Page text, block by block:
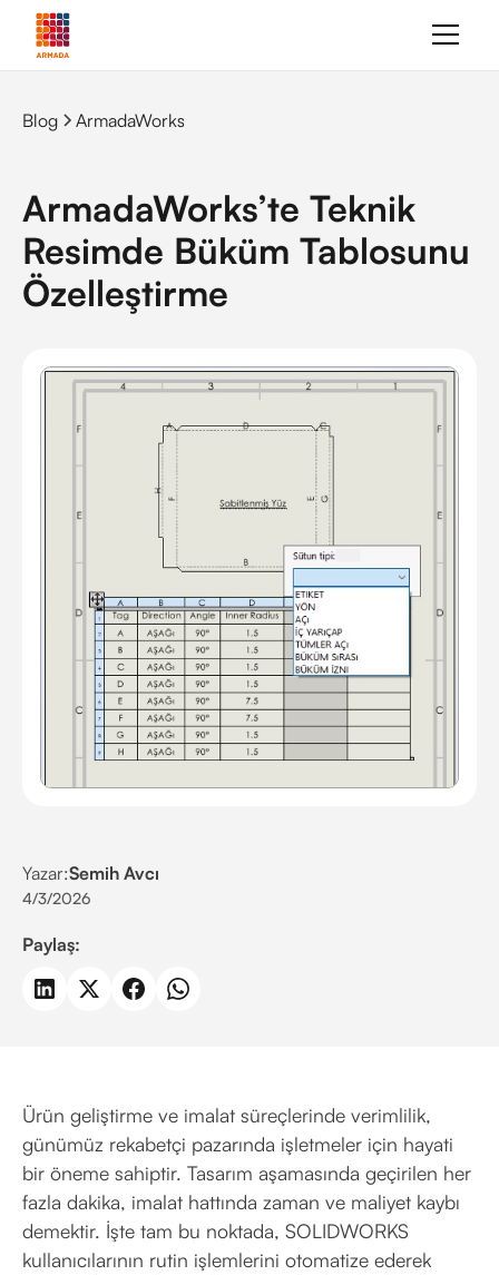
Blog ArmadaWorks
ArmadaWorks’te Teknik
Resimde Büküm Tablosunu
Özelleştirme
Yazar:Semih Avcı
4/3/2026
Paylaş:
Ürün geliştirme ve imalat süreçlerinde verimlilik,
günümüz rekabetçi pazarında işletmeler için hayati
bir öneme sahiptir. Tasarım aşamasında geçirilen her
fazla dakika, imalat hattında zaman ve maliyet kaybı
demektir. İşte tam bu noktada, SOLIDWORKS
kullanıcılarının rutin işlemlerini otomatize ederek